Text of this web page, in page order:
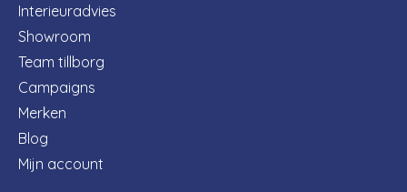
Interieuradvies
Showroom
Team tillborg
Campaigns
Merken
Blog
Mijn account